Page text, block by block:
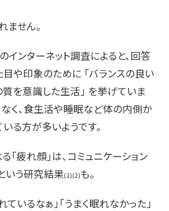
せん。
ンターネット調査によると、回答
や印象のために 「バランスの良い
質を意識した生活」 を挙げていま
く、食生活や睡眠など体の内側か
る方が多いようです。
「疲れ顔」 は、コミュニケーション
いう研究結果(1)(2)も。
ているなぁ」「うまく眠れなかった」